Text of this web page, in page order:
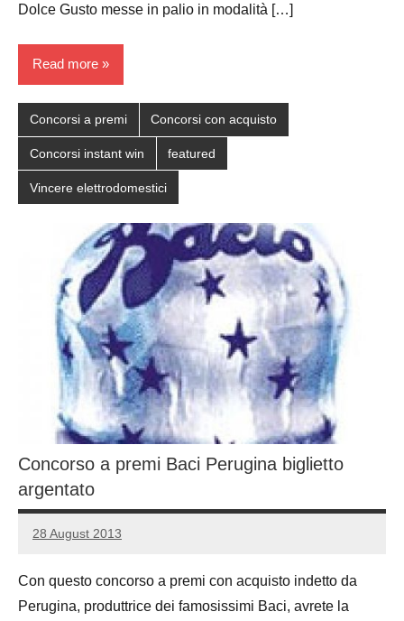
Dolce Gusto messe in palio in modalità […]
Read more
Concorsi a premi Concorsi con acquisto
Concorsi instant win featured
Vincere elettrodomestici
Concorso a premi Baci Perugina biglietto
argentato
28 August 2013
Luca
No
Con questo concorso a premi con acquisto indetto da
Perugina, produttrice dei famosissimi Baci, avrete la